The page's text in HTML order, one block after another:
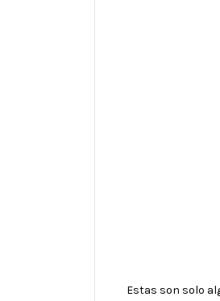
Estas son solo